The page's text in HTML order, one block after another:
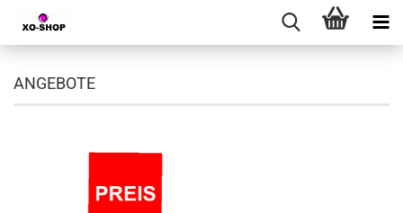
ANGEBOTE